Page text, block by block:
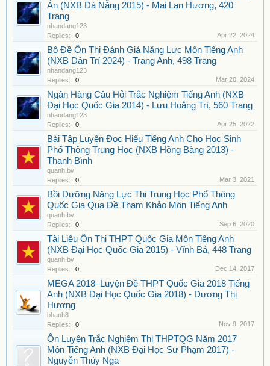
Án (NXB Đà Nẵng 2015) - Mai Lan Hương, 420
Trang
nhandang123
Replies:
0 Apr 22, 2024
Bộ Đề Ôn Thi Đánh Giá Năng Lực Môn Tiếng Anh
(NXB Dân Trí 2024) - Trang Anh, 498 Trang
nhandang123
Replies:
0 Mar 20, 2024
Ngân Hàng Câu Hỏi Trắc Nghiệm Tiếng Anh (NXB
Đại Học Quốc Gia 2014) - Lưu Hoằng Trí, 560 Trang
nhandang123
Replies:
0 Apr 25, 2022
Bài Tập Luyện Đọc Hiểu Tiếng Anh Cho Học Sinh
Phổ Thông Trung Học (NXB Hồng Bàng 2013) -
Thanh Bình
quanh.bv
Replies:
0 Mar 3, 2021
Bồi Dưỡng Năng Lực Thi Trung Học Phổ Thông
Quốc Gia Qua Đề Tham Khảo Môn Tiếng Anh
quanh.bv
Replies:
0 Sep 6, 2020
Tài Liệu Ôn Thi THPT Quốc Gia Môn Tiếng Anh
(NXB Đại Học Quốc Gia 2015) - Vĩnh Bá, 448 Trang
quanh.bv
Replies:
0 Dec 14, 2017
MEGA 2018–Luyện Đề THPT Quốc Gia 2018 Tiếng
Anh (NXB Đại Học Quốc Gia 2018) - Dương Thị
Hương
bhanh8
Replies:
0 Nov 9, 2017
Ôn Luyện Trắc Nghiệm Thi THPTQG Năm 2017
Môn Tiếng Anh (NXB Đại Học Sư Phạm 2017) -
Nguyễn Thúy Nga